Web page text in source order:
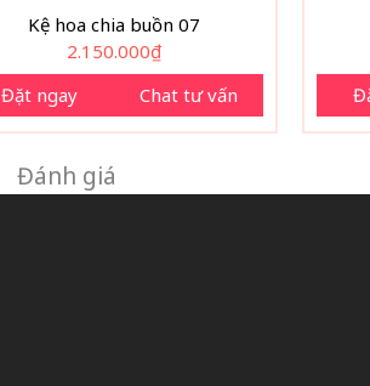
Kệ hoa chia buồn 07
2.150.000₫
Đặt ngay
Chat tư vấn
Đánh giá